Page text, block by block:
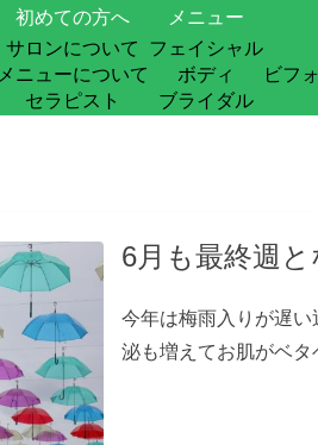
初めての方へ
サロンについて
メニューについて
セラピスト
メニュー
フェイシャル
ボディ
ブライダル
ビフ
6月も最終週
今年は梅雨入りが遅
泌も増えてお肌がベ